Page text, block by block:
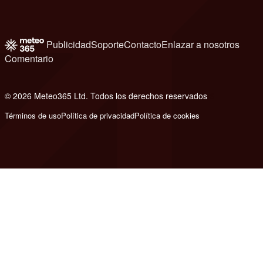
PublicidadSoporteContactoEnlazar a nosotros
Comentario
© 2026 Meteo365 Ltd. Todos los derechos reservados
Términos de usoPolítica de privacidadPolítica de cookies